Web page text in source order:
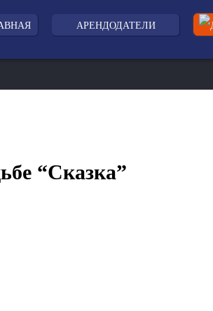
АРЕНДОДАТЕЛИ
“Сказка”